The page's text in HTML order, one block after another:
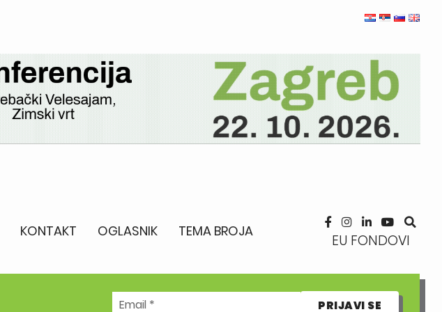
KONTAKT OGLASNIK TEMA BROJA
EU FONDOVI